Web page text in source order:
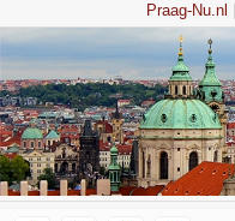
Praag-Nu.nl